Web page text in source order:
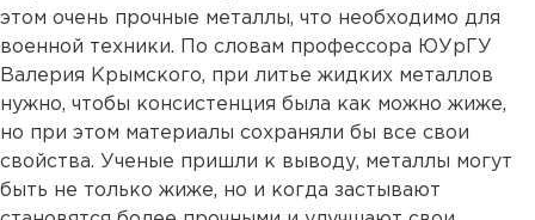
этом очень прочные металлы, что необходимо для
военной техники. По словам профессора ЮУрГУ
Валерия Крымского, при литье жидких металлов
нужно, чтобы консистенция была как можно жиже,
но при этом материалы сохраняли бы все свои
свойства. Ученые пришли к выводу, металлы могут
быть не только жиже, но и когда застывают